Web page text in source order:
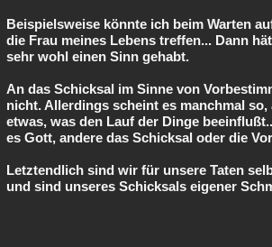
Beispielsweise könnte ich beim Warten
die Frau meines Lebens treffen... Dann
sehr wohl einen Sinn gehabt.
An das Schicksal im Sinne von
nicht. Allerdings scheint es manchmal so,
etwas, was den Lauf der Dinge
es Gott, andere das Schicksal oder die
Letztendlich sind wir für unsere Taten
und sind unseres Schicksals eigener